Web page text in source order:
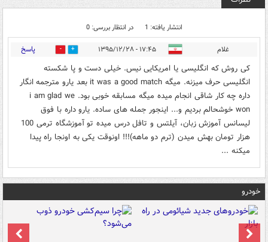
انتشار یافته: 1 در انتظار بررسی: 0
غلام ۱۷:۴۵ - ۱۳۹۵/۱۲/۲۸ 3 پاسخ
کی روش که انگلیسی یا امریکایی نیس. خیلی دست و پا شکسته
انگلیسی حرف میزنه. میگه it was a good match بعد یارو مترجمه انگار
داره چه کار شاقی انجام میده میگه مسابقه خوبی بود. i am glad we
won خوشحالم بردیم و... اینجور جمله های ساده. یارو داره با فوق
لیسانس آموزش زبان، آیلتس و تافل درس میده تو آموزشگاه ترمی 100
هزار تومان بهش میدن (ترم دو ماهه)!!! اونوقت یکی به اونجا راه پیدا
میکنه ...
خودرو